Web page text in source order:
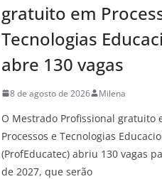
gratuito em
Tecnologias
abre 130 vagas
8 de agosto de 2026 Milena
O Mestrado Profissional gratuito
Processos e Tecnologias
(ProfEducatec) abriu 130 vagas
de 2027, que serão